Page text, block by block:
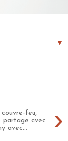
▼
›
feu,
partage avec
avec...